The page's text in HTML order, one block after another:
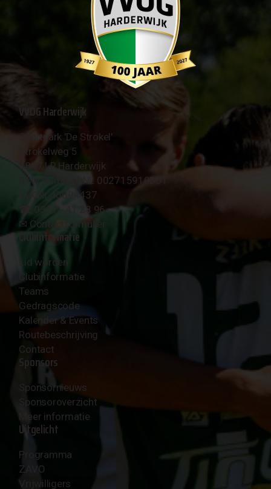
VVOG Harderwijk
Sportpark 'De Strokel'
Strokelweg 5
3847 LR Harderwijk
BTW Nummer NL 002715910B01
KvK Nr 40094437
☎︎ 0341 - 41 28 96
✉︎ Contactformulier
Clubinformatie
Lid worden
Clubinformatie
Teams
Gedragscode
Kalender & Events
Routebeschrijving
Contact
Sponsors
Sponsornieuws
Sponsoroverzicht
Meer informatie
Uitgelicht
Programma
ZAVO
Vrijwilligers